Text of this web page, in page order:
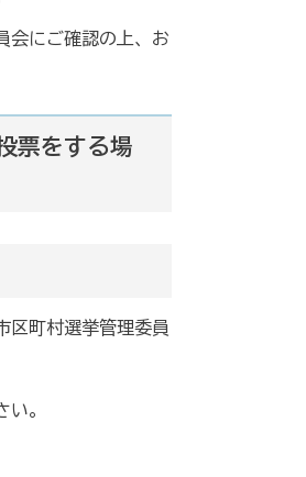
会にご確認の上、お
票をする場
区町村選挙管理委員
。